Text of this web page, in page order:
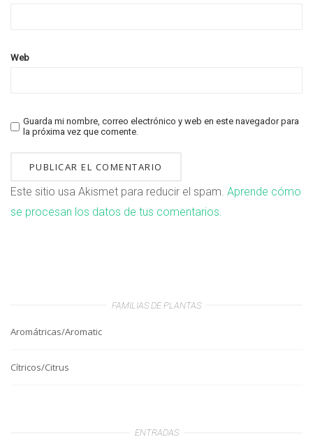
Web
Guarda mi nombre, correo electrónico y web en este navegador para
la próxima vez que comente.
Este sitio usa Akismet para reducir el spam. Aprende cómo
se procesan los datos de tus comentarios.
FAMILIAS DE PLANTAS
Aromátricas/Aromatic
Cítricos/Citrus
ENTRADAS